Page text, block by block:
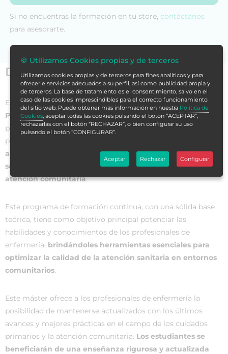
Datos generales
El
Máster de Formación Permanente en Cuidados
Primarios y Atención Comunitaria Enfermeraes un
programa académico avanzado diseñado para ofrecer a
profesionales de la enfermería una oportunidad única de
adquirir conocimientos especializados y competencias
sólidas en el ámbito de los cuidados primarios y la
atención comunitaria.
Este programa de formación continua, con una sólida base
teórica, tiene como objetivo principal potenciar las
habilidades y conocimientos de los profesionales de
enfermería, brindándoles herramientas esenciales para
optimizar la calidad de la atención sanitaria en entornos
comunitarios.
Este máster ofrece a los profesionales de enfermería la
posibilidad de mantenerse actualizados con los últimos
avances y mejores prácticas en el campo de los cuidados
primarios y la atención comunitaria. Los estudiantes se
beneficiarán de una enseñanza rigurosa y actualizada
Si no encuentras la formación en tu store, contáctanos
para asesorarte.
🍪 Utilizamos Cookies propias y de terceros
Utilizamos cookies propias y de terceros para fines analíticos y para
ofrecerle servicios adecuados a su perfil, así como publicidad propia y
de terceros. La base de tratamiento es el consentimiento, salvo en el
caso de las cookies imprescindibles para el correcto funcionamiento
del sitio web. Puede obtener más información en nuestra Política de
Cookies , aceptar todas las cookies pulsando el botón “ACEPTAR”,
rechazarlas con el botón “RECHAZAR”, o bien configurar su uso
pulsando el botón “CONFIGURAR”.
Aceptar Rechazar Configurar